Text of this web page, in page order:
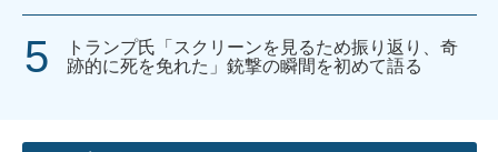
トランプ氏「スクリーンを見るため振り返り、奇
跡的に死を免れた」銃撃の瞬間を初めて語る